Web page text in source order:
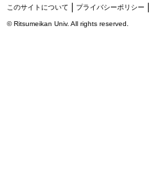
このサイトについて プライバシーポリシー
©Ritsumeikan Univ. All rights reserved.